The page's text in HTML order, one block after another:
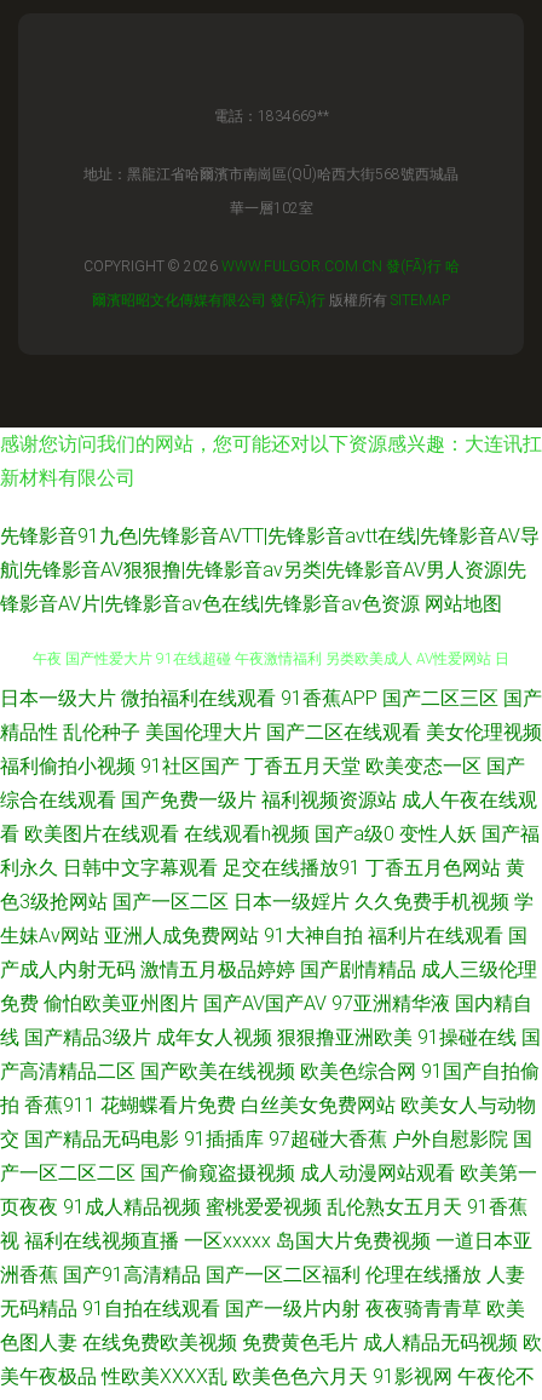
電話：1834669**
地址：黑龍江省哈爾濱市南崗區(QŪ)哈西大街568號西城晶
華一層102室
COPYRIGHT © 2026 WWW.FULGOR.COM.CN 發(FĀ)行 哈
爾濱昭昭文化傳媒有限公司 發(FĀ)行 版權所有 SITEMAP
感谢您访问我们的网站，您可能还对以下资源感兴趣：大连讯扛
新材料有限公司
先锋影音91九色|先锋影音AVTT|先锋影音avtt在线|先锋影音AV导
航|先锋影音AV狠狠撸|先锋影音av另类|先锋影音AV男人资源|先
锋影音AV片|先锋影音av色在线|先锋影音av色资源 网站地图
欧美第一页 欧美影音 九九视频在线 3级片第一页 91传媒免费视频 日本久久
午夜 国产性爱大片 91在线超碰 午夜激情福利 另类欧美成人 AV性爱网站 日
韩欧美中文 狼友青草园 A片免费欧美视频 91曰B 香蕉视频污版下裁 色色五
产精品视频 91黄色91刺激 天堂av2026 另类成人专区 抖阴在线看 97福利视
频 国产精品肏屄电影 91在线视频观看 午夜性福利 老湿机福利区 超碰在线97
国产 91海角原创 日屄图片 亚洲变态另类 欧美精品浮力影院 国产综合11p av
不卡不伦 伪娘偷拍福利 精品爱啪 www97艹 色欲一期二期 黑丝喷浆 97国产
在线 三级片链接 国产视频h av高清在线观看 欧美四级片 久久资源网站无码
草草视频亚洲 肏逼12358 中日韩欧美色图 人人操在线播放 精品69麻豆 av无
码首页网址 午夜影院960 狼友导航 白丝内操 五月婷婷国产熟女 国产传媒合
集 肏屄网站高清日韩 91白丝在线观看 色五月天网 黄色老湿影片 av瑟瑟影院
日本一级大片 微拍福利在线观看 91香蕉APP 国产二区三区 国产
精品性 乱伦种子 美国伦理大片 国产二区在线观看 美女伦理视频
福利偷拍小视频 91社区国产 丁香五月天堂 欧美变态一区 国产
综合在线观看 国产免费一级片 福利视频资源站 成人午夜在线观
看 欧美图片在线观看 在线观看h视频 国产a级0 变性人妖 国产福
利永久 日韩中文字幕观看 足交在线播放91 丁香五月色网站 黄
色3级抢网站 国产一区二区 日本一级婬片 久久免费手机视频 学
生妹Av网站 亚洲人成免费网站 91大神自拍 福利片在线观看 国
产成人内射无码 激情五月极品婷婷 国产剧情精品 成人三级伦理
免费 偷怕欧美亚州图片 国产AV国产AV 97亚洲精华液 国内精自
线 国产精品3级片 成年女人视频 狠狠撸亚洲欧美 91操碰在线 国
产高清精品二区 国产欧美在线视频 欧美色综合网 91国产自拍偷
拍 香蕉911 花蝴蝶看片免费 白丝美女免费网站 欧美女人与动物
交 国产精品无码电影 91插插库 97超碰大香蕉 户外自慰影院 国
产一区二区二区 国产偷窥盗摄视频 成人动漫网站观看 欧美第一
页夜夜 91成人精品视频 蜜桃爱爱视频 乱伦熟女五月天 91香蕉
视 福利在线视频直播 一区xxxxx 岛国大片免费视频 一道日本亚
洲香蕉 国产91高清精品 国产一区二区福利 伦理在线播放 人妻
无码精品 91自拍在线观看 国产一级片内射 夜夜骑青青草 欧美
色图人妻 在线免费欧美视频 免费黄色毛片 成人精品无码视频 欧
美午夜极品 性欧美ⅩⅩⅩⅩ乱 欧美色色六月天 91影视网 午夜伦不